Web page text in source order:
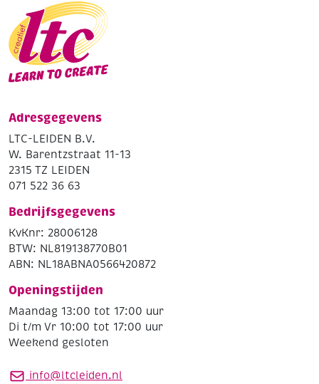
Adresgegevens
LTC-LEIDEN B.V.
W. Barentzstraat 11-13
2315 TZ LEIDEN
071 522 36 63
Bedrijfsgegevens
KvKnr: 28006128
BTW: NL819138770B01
ABN: NL18ABNA0566420872
Openingstijden
Maandag 13:00 tot 17:00 uur
Di t/m Vr 10:00 tot 17:00 uur
Weekend gesloten
info@ltcleiden.nl